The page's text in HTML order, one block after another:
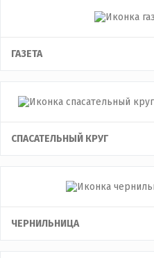
ГАЗЕТА
СПАСАТЕЛЬНЫЙ КРУГ
ЧЕРНИЛЬНИЦА